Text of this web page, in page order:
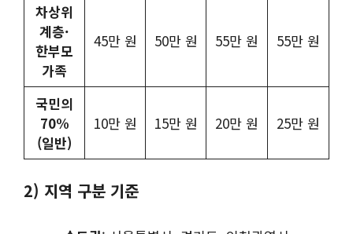
차상위
계층·
한부모
가족
45만 원 50만 원 55만 원 55만 원
국민의
70%
(일반)
10만 원 15만 원 20만 원 25만 원
2) 지역 구분 기준